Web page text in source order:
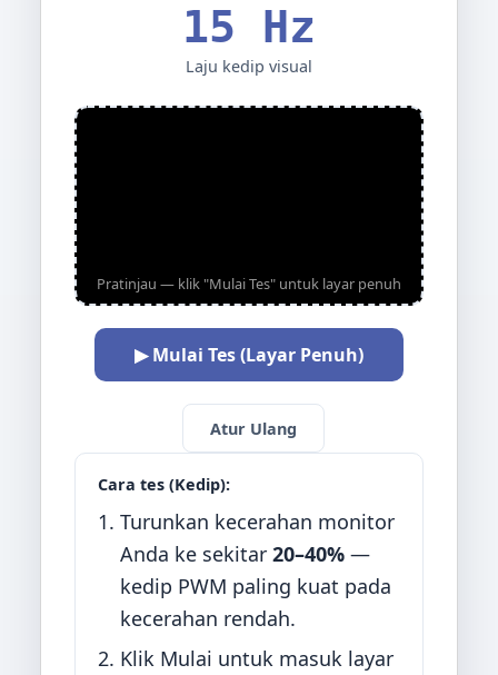
15 Hz
Laju kedip visual
Pratinjau — klik "Mulai Tes" untuk layar penuh
▶ Mulai Tes (Layar Penuh)
Atur Ulang
Cara tes (Kedip):
Turunkan kecerahan monitor
Anda ke sekitar 20–40% —
kedip PWM paling kuat pada
kecerahan rendah.
Klik Mulai untuk masuk layar